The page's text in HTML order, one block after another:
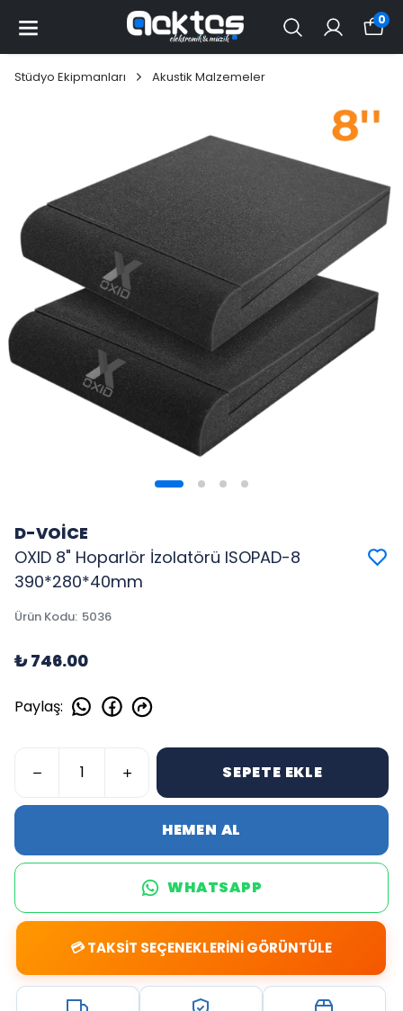
0
Stüdyo Ekipmanları Akustik Malzemeler
D-VOİCE
OXID 8" Hoparlör İzolatörü ISOPAD-8
390*280*40mm
Ürün Kodu: 5036
₺ 746.00
Paylaş:
SEPETE EKLE
HEMEN AL
WHATSAPP
💳 TAKSİT SEÇENEKLERİNİ GÖRÜNTÜLE